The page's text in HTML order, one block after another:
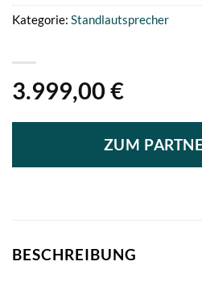
3.999,00 €
ZUM
Kategorie: Standlautsprecher
BESCHREIBUNG